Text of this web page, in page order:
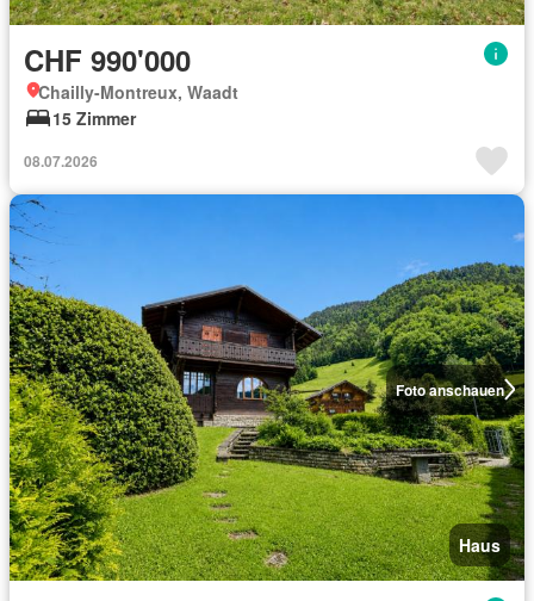
CHF 990'000
Chailly-Montreux, Waadt
15 Zimmer
08.07.2026
Foto anschauen
Haus